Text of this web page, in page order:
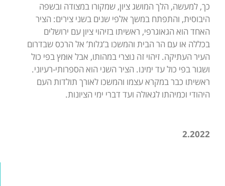
כך, למעשה, הלך המושג ציון, שמקורו במצודה ובשפה
היבוסית, והתפתח במשך אלפי שנים בשני צירים: הציר
האחד הוא הגאוגרפי, ראשיתו בזיהוי ציון עם ירושלים
בכללה או עם הר הבית והמשכו ב’גלות’ אל הרכס שבדרום
העיר העתיקה. זיהוי זה נוצרי במהותו, אבל אוּמץ בפי כול
ושגור בפי כול עד ימינו. הציר השני הוא הספרותי-רעיוני.
ראשיתו כבר במקרא עצמו והמשכו לאורך תולדות העם
היהודי וכמיהתו לגאולה ועד דברי ימי הציונות.
2.2022